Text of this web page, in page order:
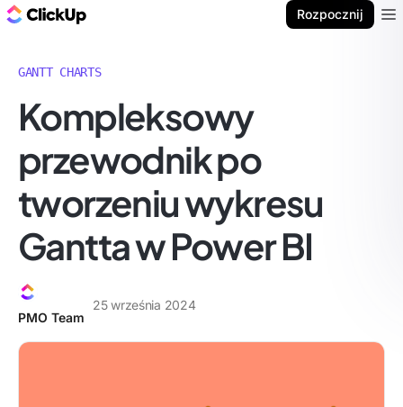
Rozpocznij
GANTT CHARTS
Kompleksowy
przewodnik po
tworzeniu wykresu
Gantta w Power BI
PMO Team
25 września 2024